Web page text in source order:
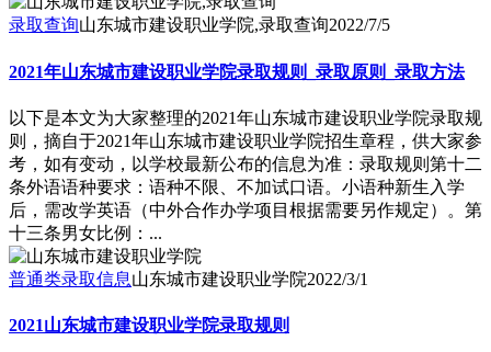
录取查询山东城市建设职业学院,录取查询2022/7/5
2021年山东城市建设职业学院录取规则_录取原则_录取方法
以下是本文为大家整理的2021年山东城市建设职业学院录取规
则，摘自于2021年山东城市建设职业学院招生章程，供大家参
考，如有变动，以学校最新公布的信息为准：录取规则第十二
条外语语种要求：语种不限、不加试口语。小语种新生入学
后，需改学英语（中外合作办学项目根据需要另作规定）。第
十三条男女比例：...
普通类录取信息山东城市建设职业学院2022/3/1
2021山东城市建设职业学院录取规则